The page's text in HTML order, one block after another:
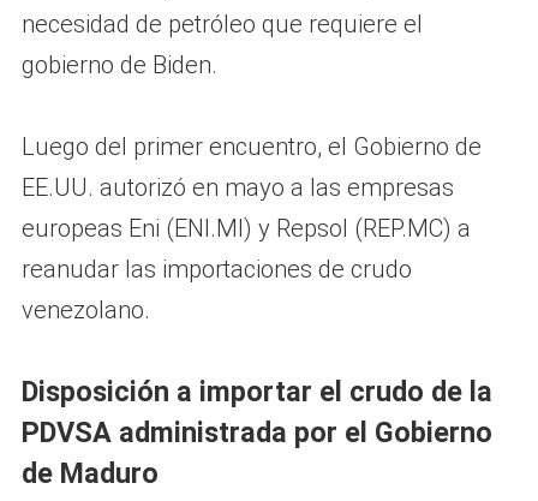
necesidad de petróleo que requiere el
gobierno de Biden.
Luego del primer encuentro, el Gobierno de
EE.UU. autorizó en mayo a las empresas
europeas Eni (ENI.MI) y Repsol (REP.MC) a
reanudar las importaciones de crudo
venezolano.
Disposición a importar el crudo de la
PDVSA administrada por el Gobierno
de Maduro